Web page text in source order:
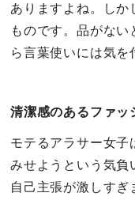
ありますよね。しか
ものです。品がな
ら言葉使いには気を
清潔感のあるファッ
モテるアラサー女子
みせようという気負
自己主張が激しすぎ